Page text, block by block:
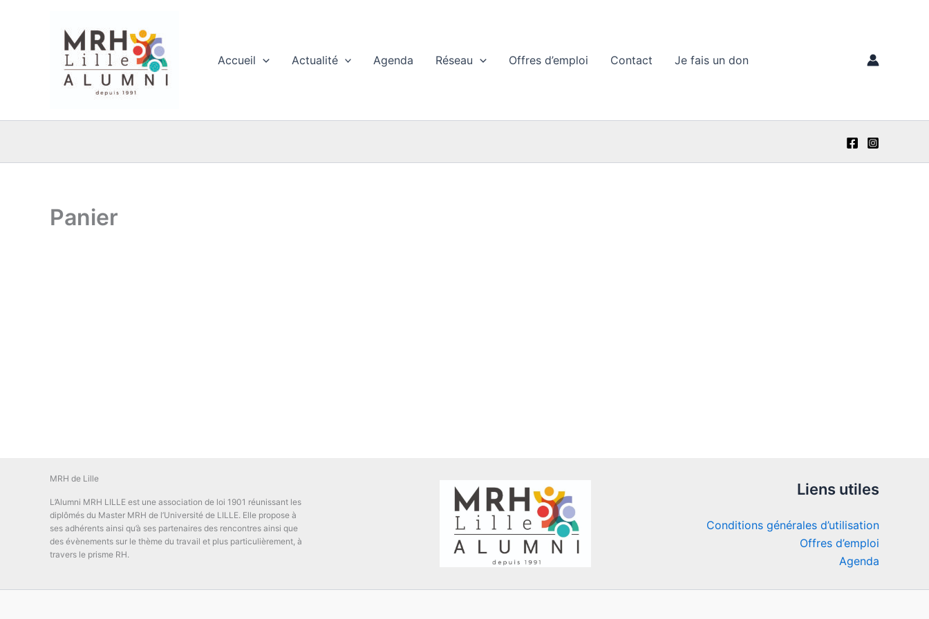
Accueil
Actualité Agenda Réseau Offres d’emploi Contact Je fais un don
Panier
MRH de Lille
L’Alumni MRH LILLE est une association de loi 1901 réunissant les
diplômés du Master MRH de l’Université de LILLE. Elle propose à
ses adhérents ainsi qu’à ses partenaires des rencontres ainsi que
des évènements sur le thème du travail et plus particulièrement, à
travers le prisme RH.
Liens utiles
Conditions générales d’utilisation
Offres d’emploi
Agenda